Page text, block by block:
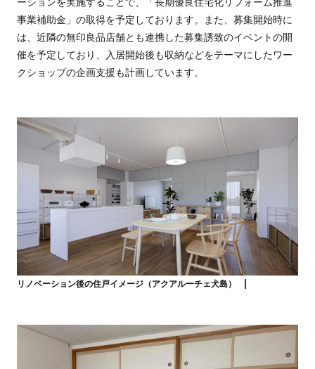
事業補助金」の取得を予定しております。また、募集開始時に
は、近隣の無印良品店舗とも連携した募集誘致のイベントの開
催を予定しており、入居開始後も収納などをテーマにしたワー
クショップの企画支援も計画しています。
リノベーション後の住戸イメージ（アクアルーチェ犬島）